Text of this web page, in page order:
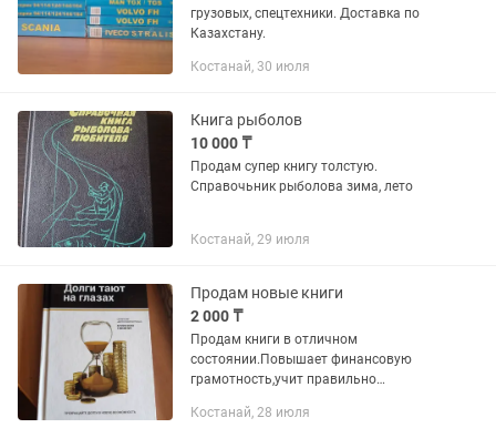
грузовых, спецтехники. Доставка по
Казахстану.
Костанай, 30 июля
Книга рыболов
10 000 ₸
Продам супер книгу толстую.
Справочьник рыболова зима, лето
Костанай, 29 июля
Продам новые книги
2 000 ₸
Продам книги в отличном
состоянии.Повышает финансовую
грамотность,учит правильно
долги.Продаю по причине не
Костанай, 28 июля